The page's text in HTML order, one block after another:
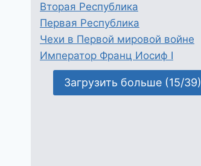
Вторая Республика
Первая Республика
Чехи в Первой мировой войне
Император Франц Иосиф I
Загрузить больше (15/39)